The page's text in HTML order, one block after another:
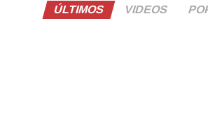
ÚLTIMOS VIDEOS